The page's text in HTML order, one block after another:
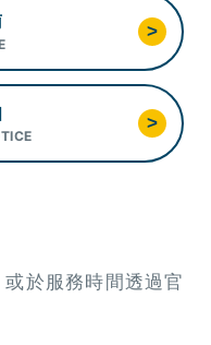
>
>
於服務時間透過官